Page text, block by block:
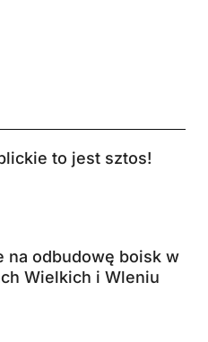
to jest sztos!
na odbudowę boisk w
Wielkich i Wleniu